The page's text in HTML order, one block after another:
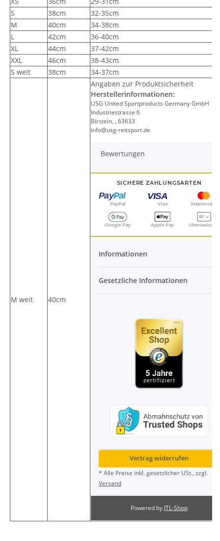
S
38cm
32-35cm
M
40cm
34-38cm
L
42cm
36-40cm
XL
44cm
37-42cm
XXL
46cm
38-43cm
S weit
38cm 34-37cm
M weit 40cm
Angaben zur Produktsicherheit
Herstellerinformationen:
USG United Sportproducts Germany GmbH
Industriestrasse 6
Birstein, , 63633
info@usg-reitsport.de
Bewertungen
SICHERE ZAHLUNGSARTEN
PayPal Visa Mastercard
Google Pay Apple Pay Überweisung
Informationen
Gesetzliche Informationen
Vertrag widerrufen
* Alle Preise inkl. gesetzlicher USt., zzgl.
Versand
Powered by JTL-Shop